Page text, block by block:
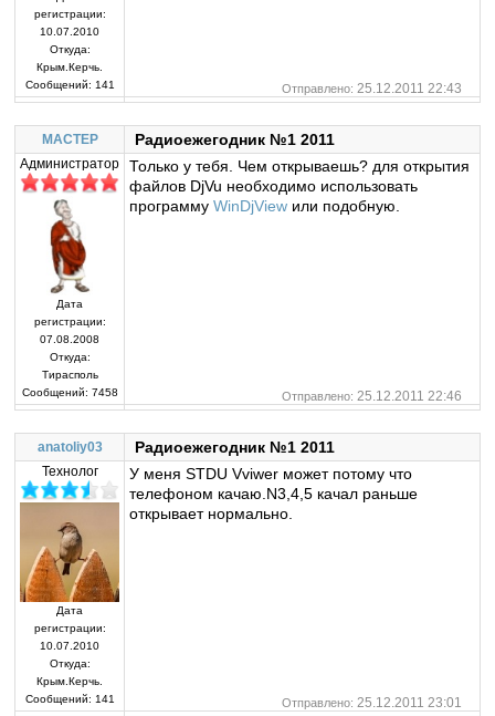
регистрации:
10.07.2010
Откуда:
Крым.Керчь.
Сообщений: 141 Отправлено: 25.12.2011 22:43
MACTEP Радиоежегодник №1 2011
Администратор
Дата
регистрации:
07.08.2008
Откуда:
Тирасполь
Сообщений: 7458
Только у тебя. Чем открываешь? для открытия
файлов DjVu необходимо использовать
программуWinDjView или подобную.
Отправлено: 25.12.2011 22:46
anatoliy03 Радиоежегодник №1 2011
Технолог
Дата
регистрации:
10.07.2010
Откуда:
Крым.Керчь.
Сообщений: 141
У меня STDU Vviwer может потому что
телефоном качаю.N3,4,5 качал раньше
открывает нормально.
Отправлено: 25.12.2011 23:01